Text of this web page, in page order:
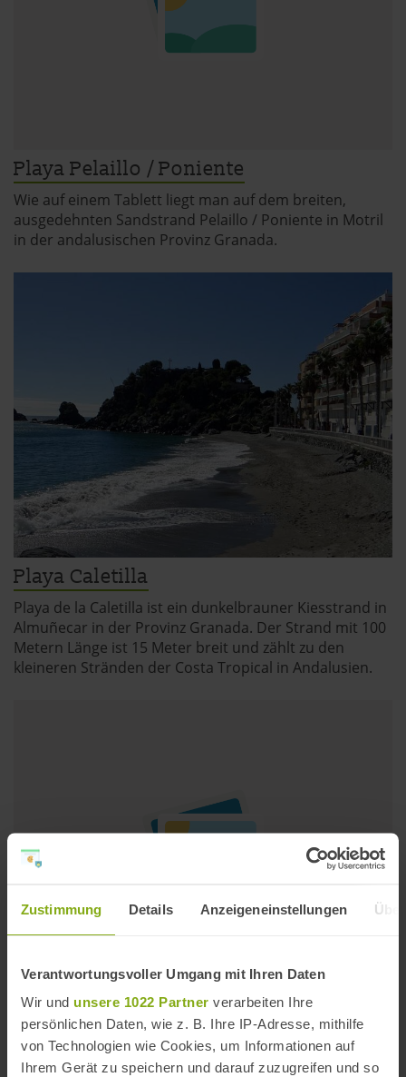
Zustimmung Details Anzeigeneinstellungen
Verantwortungsvoller Umgang mit Ihren Daten
Wir und unsere 1022 Partner verarbeiten Ihre
persönlichen Daten, wie z. B. Ihre IP-Adresse, mithilfe
von Technologien wie Cookies, um Informationen auf
Ihrem Gerät zu speichern und darauf zuzugreifen und so
Playa Pelaillo / Poniente
Wie auf einem Tablett liegt man auf dem breiten,
ausgedehnten Sandstrand Pelaillo / Poniente in Motril
in der andalusischen Provinz Granada.
Playa Caletilla
Playa de la Caletilla ist ein dunkelbrauner Kiesstrand in
Almuñecar in der Provinz Granada. Der Strand mit 100
Metern Länge ist 15 Meter breit und zählt zu den
kleineren Stränden der Costa Tropical in Andalusien.
Playa de la Joya
Der Strand La Joya, das Kleinod, liegt verborgen am Fuß
einer Steilküste in Torrenueva Costa an der Costa